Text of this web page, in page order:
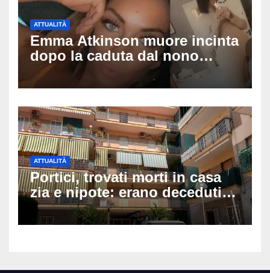
ATTUALITÀ
Emma Atkinson muore incinta
dopo la caduta dal nono
piano: la figlia nasce 30
minuti dopo e sta bene
ATTUALITÀ
Portici, trovati morti in casa
zia e nipote: erano deceduti
da giorni, il caldo tra le
ipotesi al vaglio